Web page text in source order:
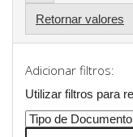
Retornar valores
Adicionar filtros:
Utilizar filtros para